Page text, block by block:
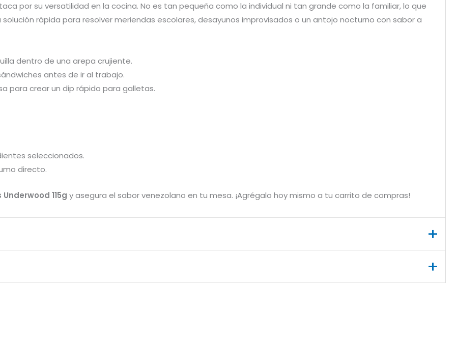
por su versatilidad en la cocina. No es tan pequeña como la individual ni tan grande como la familiar, lo que
rápida para resolver meriendas escolares, desayunos improvisados o un antojo nocturno con sabor a
dentro de una arepa crujiente.
antes de ir al trabajo.
para crear un dip rápido para galletas.
seleccionados.
directo.
115g y asegura el sabor venezolano en tu mesa. ¡Agrégalo hoy mismo a tu carrito de compras!